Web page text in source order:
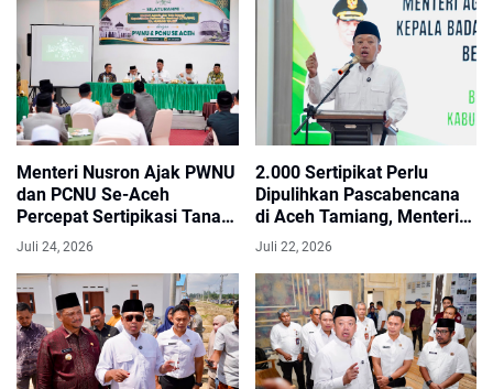
Menteri Nusron Ajak PWNU
dan PCNU Se-Aceh
Percepat Sertipikasi Tanah
Wakaf
Juli 24, 2026
2.000 Sertipikat Perlu
Dipulihkan Pascabencana
di Aceh Tamiang, Menteri
Nusron Targetkan Selesai
pada Akhir Desember
Juli 22, 2026